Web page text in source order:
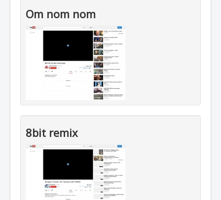
Om nom nom
8bit remix